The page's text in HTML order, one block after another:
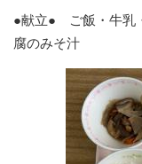
●献立● ご飯・牛乳
腐のみそ汁